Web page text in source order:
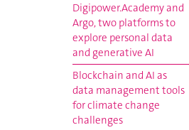
Digipower.Academy and
Argo, two platforms to
explore personal data
and generative AI
Blockchain and AI as
data management tools
for climate change
challenges